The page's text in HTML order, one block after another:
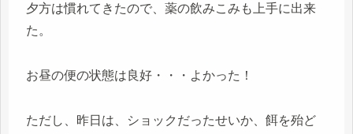
夕方は慣れてきたので、薬の飲みこみも上手に出来
た。
お昼の便の状態は良好・・・よかった！
ただし、昨日は、ショックだったせいか、餌を殆ど